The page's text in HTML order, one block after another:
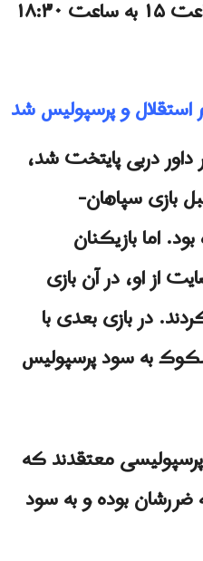
بود، ساعت شروع آن از ساعت ۱۵ به ساعت ۱۸:۳۰
استقلال و پرسپولیس شد
داور دربی پایتخت شد،
بازی سپاهان-
اما بازیکنان
از او، در آن بازی
در بازی بعدی با
به سود پرسپولیس
پرسپولیسی معتقدند که
بوده و به سود